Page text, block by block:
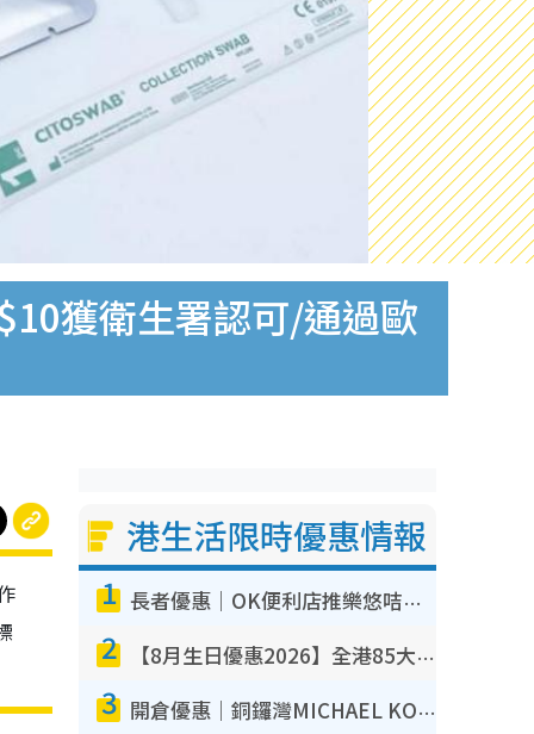
獲衛生署認可/通過歐
港生活限時優惠情報
1 長者優惠｜OK便利店推樂悠咭優惠！買麵包/牛奶/保健品拍卡即減
2 【8月生日優惠2026】全港85大食買玩著數攻略 自助餐/火鍋放題同行免費＋誠品/DONKI送現金券
3 開倉優惠｜銅鑼灣MICHAEL KORS開倉低至17折！直擊$500起買手袋/銀包/鞋款 必買經典Jet Set系列